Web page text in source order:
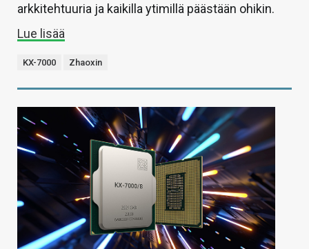
arkkitehtuuria ja kaikilla ytimillä päästään ohikin.
Lue lisää
KX-7000 Zhaoxin